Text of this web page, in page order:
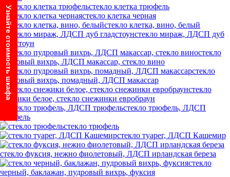
стекло клетка трюфель
стекло клетка черная
стекло клетка, вино, белый
стекло мираж, ЛДСП дуб
гладстоун
стекло
пудровый вихрь, ЛДСП макассар, стекло вино
стекло
пудровый вихрь, помадный, ЛДСП макассар
стекло
снежики белое, стекло снежинки евробраун
стекло трюфель, ЛДСП
трюфель
стекло трюфель
стекло туарег, ЛДСП Кашемир
стекло фуксия, нежно фиолетовый, ЛДСП ирландская береза
стекло
черный, баклажан, пудровый вихрь, фуксия
Узнайте стоимость шкафа